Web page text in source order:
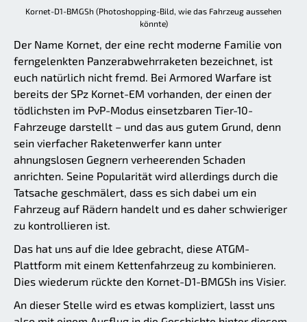
Kornet-D1-BMGSh (Photoshopping-Bild, wie das Fahrzeug aussehen
könnte)
Der Name Kornet, der eine recht moderne Familie von
ferngelenkten Panzerabwehrraketen bezeichnet, ist
euch natürlich nicht fremd. Bei Armored Warfare ist
bereits der SPz Kornet-EM vorhanden, der einen der
tödlichsten im PvP-Modus einsetzbaren Tier-10-
Fahrzeuge darstellt – und das aus gutem Grund, denn
sein vierfacher Raketenwerfer kann unter
ahnungslosen Gegnern verheerenden Schaden
anrichten. Seine Popularität wird allerdings durch die
Tatsache geschmälert, dass es sich dabei um ein
Fahrzeug auf Rädern handelt und es daher schwieriger
zu kontrollieren ist.
Das hat uns auf die Idee gebracht, diese ATGM-
Plattform mit einem Kettenfahrzeug zu kombinieren.
Dies wiederum rückte den Kornet-D1-BMGSh ins Visier.
An dieser Stelle wird es etwas kompliziert, lasst uns